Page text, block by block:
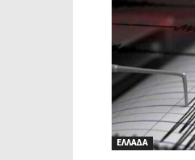
ΕΛΛΑΔΑ